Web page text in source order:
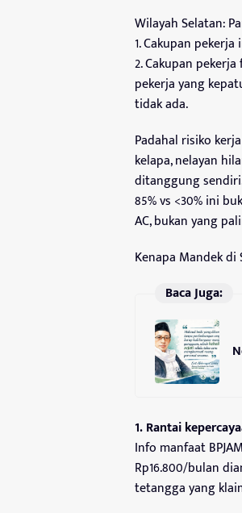
Wilayah Selatan:
1. Cakupan
2. Cakupan
pekerja yang
tidak ada.
Padahal risiko
kelapa, nelayan
ditanggung
85% vs <30% ini
AC, bukan yang
Kenapa Mandek
Baca Juga:
1. Rantai
Info manfaat
Rp16.800/bulan
tetangga yang